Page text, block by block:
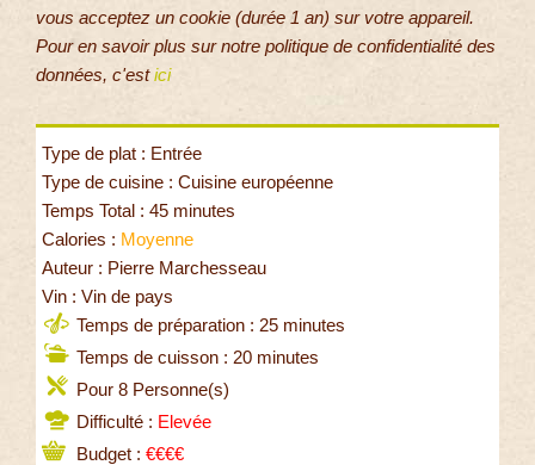
vous acceptez un cookie (durée 1 an) sur votre appareil.
Pour en savoir plus sur notre politique de confidentialité des
données, c'estici
Type de plat : Entrée
Type de cuisine : Cuisine européenne
Temps Total : 45 minutes
Calories : Moyenne
Auteur : Pierre Marchesseau
Vin : Vin de pays
Temps de préparation : 25 minutes
Temps de cuisson : 20 minutes
Pour 8 Personne(s)
Difficulté : Elevée
Budget : €€€€